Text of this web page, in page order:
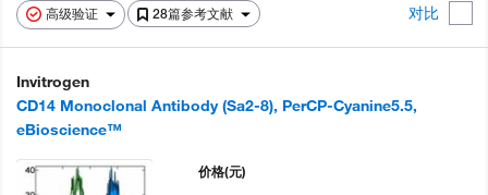
高级验证 28篇参考文献 对比
Invitrogen
CD14 Monoclonal Antibody (Sa2-8), PerCP-Cyanine5.5,
eBioscience™
价格(元)